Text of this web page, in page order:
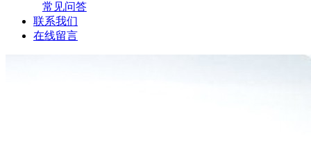
常见问答
联系我们
在线留言